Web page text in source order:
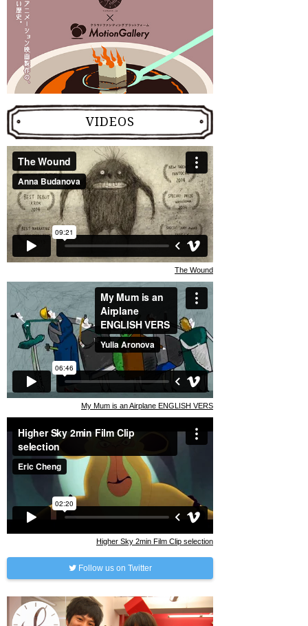
VIDEOS
The Wound
My Mum is an Airplane ENGLISH VERS
Higher Sky 2min Film Clip selection
Follow us on Twitter